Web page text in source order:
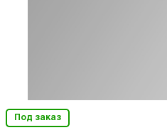
Под заказ